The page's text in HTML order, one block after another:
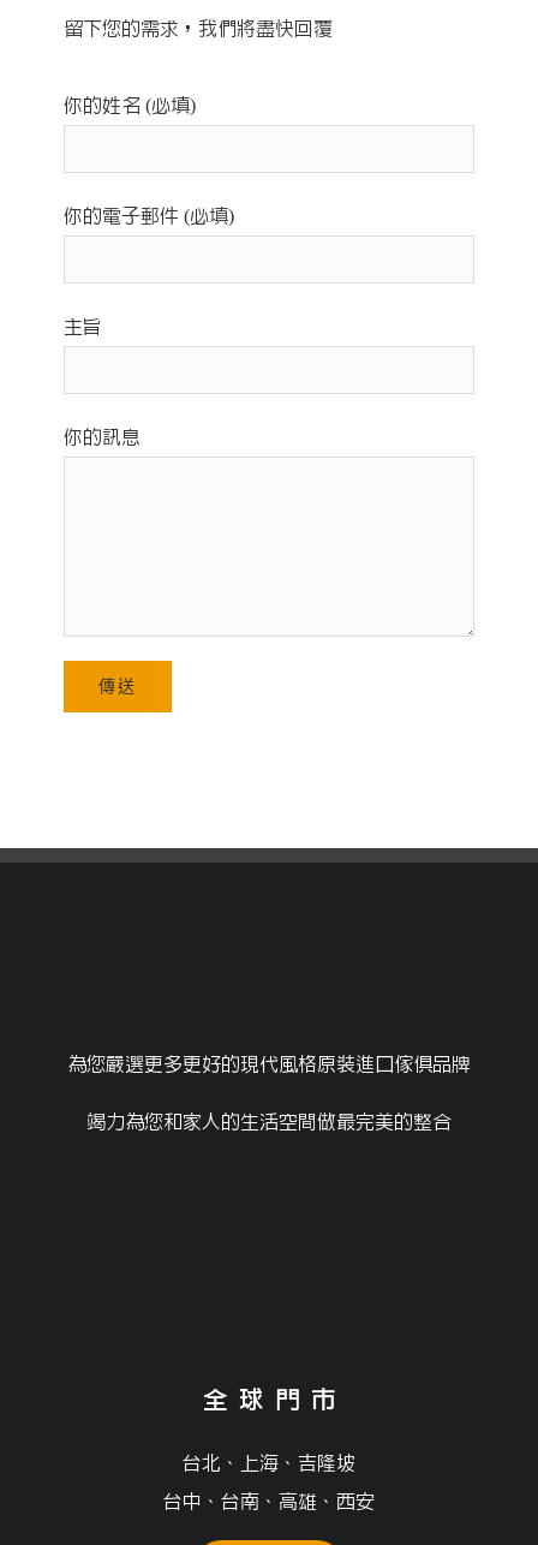
留下您的需求，我們將盡快回覆
你的姓名 (必填)
你的電子郵件 (必填)
主旨
你的訊息
為您嚴選更多更好的現代風格原裝進口傢俱品牌
竭力為您和家人的生活空間做最完美的整合
全 球 門 市
台北、上海、吉隆坡
台中、台南、高雄、西安